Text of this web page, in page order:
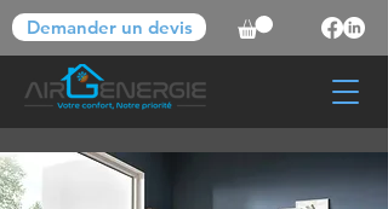
Demander un devis